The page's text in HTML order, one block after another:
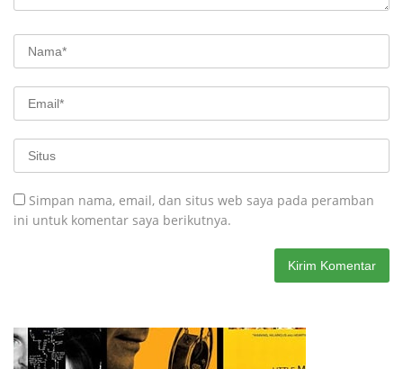
Simpan nama, email, dan situs web saya pada peramban
ini untuk komentar saya berikutnya.